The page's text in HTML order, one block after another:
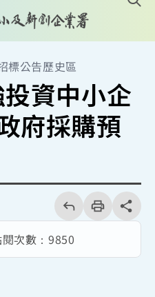
標公告歷史區
資中小企
府採購預
回
上
一
頁
列
印
share分享
次數： 9850